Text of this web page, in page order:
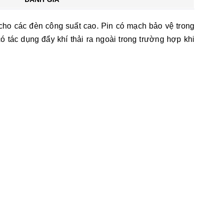
các đèn công suất cao. Pin có mạch bảo vệ trong
tác dụng đẩy khí thải ra ngoài trong trường hợp khi